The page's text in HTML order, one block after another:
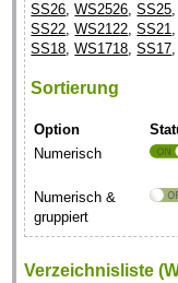
SS26,WS2526,SS25
SS22,WS2122,SS21
SS18,WS1718,SS17
Sortierung
Option
Numerisch
Numerisch &
gruppiert
Verzeichnisliste